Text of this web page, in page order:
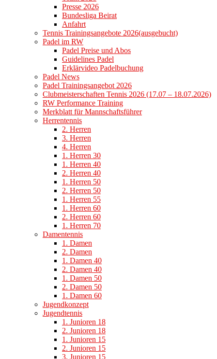
Presse 2026
Bundesliga Beirat
Anfahrt
Tennis Trainingsangebote 2026(ausgebucht)
Padel im RW
Padel Preise und Abos
Guidelines Padel
Erklärvideo Padelbuchung
Padel News
Padel Trainingsangebot 2026
Clubmeisterschaften Tennis 2026 (17.07 – 18.07.2026)
RW Performance Training
Merkblatt für Mannschaftsführer
Herrentennis
2. Herren
3. Herren
4. Herren
1. Herren 30
1. Herren 40
2. Herren 40
1. Herren 50
2. Herren 50
1. Herren 55
1. Herren 60
2. Herren 60
1. Herren 70
Damentennis
1. Damen
2. Damen
1. Damen 40
2. Damen 40
1. Damen 50
2. Damen 50
1. Damen 60
Jugendkonzept
Jugendtennis
1. Junioren 18
2. Junioren 18
1. Junioren 15
2. Junioren 15
3. Junioren 15